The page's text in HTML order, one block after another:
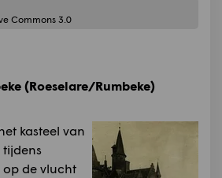
Commons 3.0
(Roeselare/Rumbeke)
kasteel van
tijdens
op de vlucht